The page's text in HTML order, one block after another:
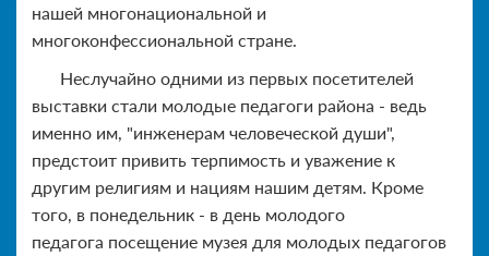
нашей многонациональной и
многоконфессиональной стране.
Неслучайно одними из первых посетителей
выставки стали молодые педагоги района - ведь
именно им, "инженерам человеческой души",
предстоит привить терпимость и уважение к
другим религиям и нациям нашим детям. Кроме
того, в понедельник - в день молодого
педагога посещение музея для молодых педагогов